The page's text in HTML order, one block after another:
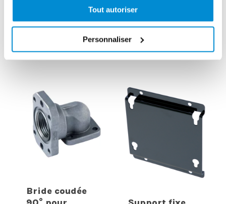
Tout autoriser
Personnaliser
Pistolet manuel
gasoil 150
Pistolet manuel
gasoil 120
l/min
Bride coudée